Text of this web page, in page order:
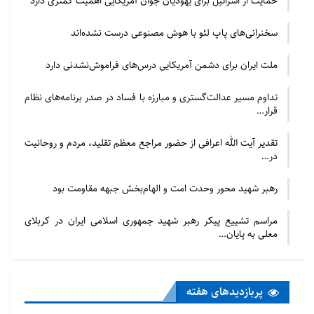
ثلاثة نظريات في هذا الموضوع وجاءت النظرية الأولي تحت
عنوان (نظرية التكامل التاريخي وإنتصار الحق) وفيها جري
البحث في مسألة الخاتمية السعيدة وتم اثباتها وتقريرها
بواسطة الدلائل العقلية والنقلية مصحوبتا مع ذكر النظريات
والأراء التي تبناها كبار العلماء والفلاسفة في هذا
الخصوص.
واما النظرية الثانية فهي نظرية (الأدوار التاريخية ومحورية
الباطل) وهي مبنية علي اساس الأدوار التاريخية ومراحله
المتعددة وتري هذه النظرية بإن التاريخ هو بمثابة موجود
حي له مراحل طفولية وشبابية وشيخوخية ومن ثم مرحلة
الموت وأصحاب تلك النظرية يثبتونها علي اساس ظهور
واما النظرية الثالثة الواردة بهذا الخصوص فهي نظرية
(الإنحلالية التاريخية وإضمحلالية البشر) وقد طرحت هذه
سخنرانی‌های پاپ لئو با هوش مصنوعی درست نشده‌اند
ملت ایران برای دشمن آمریکایی درس‌های فراموش‌نشدنی دارد
تداوم مسیر عدالت‌گستری و مبارزه با فساد در صدر برنامه‌های نظام
قرار…
تقدیر آیت الله اعرافی از حضور مراجع معظم تقلید، مردم و روحانیت
در…
رهبر شهید محور وحدت امت و الهام‌بخش جبهه مقاومت بود
مراسم تشییع پیکر رهبر شهید جمهوری اسلامی ایران در کربلای
معلی به پایان…
پربازدید‌های هفته